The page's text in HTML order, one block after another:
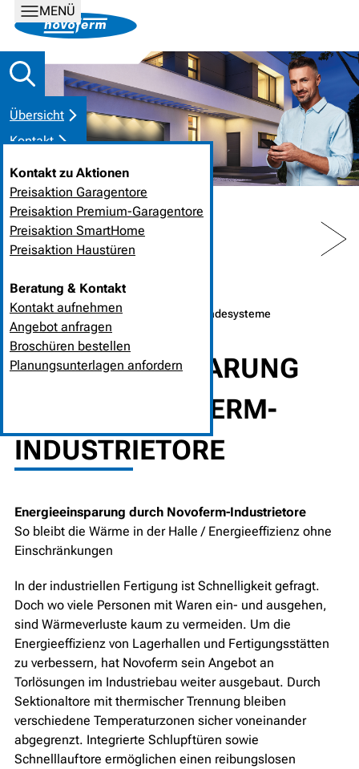
MENÜ
Übersicht
Kontakt
Kontakt zu Aktionen
Preisaktion Garagentore
Preisaktion Premium-Garagentore
Preisaktion SmartHome
Preisaktion Haustüren
Beratung & Kontakt
Kontakt aufnehmen
Angebot anfragen
Broschüren bestellen
Planungsunterlagen anfordern
PREV NEXT
19. April 2023❘Industrietor- und Verladesysteme
ENERGIEEINSPARUNG
DURCH NOVOFERM-
INDUSTRIETORE
Energieeinsparung durch Novoferm-Industrietore
So bleibt die Wärme in der Halle / Energieeffizienz ohne
Einschränkungen
In der industriellen Fertigung ist Schnelligkeit gefragt.
Doch wo viele Personen mit Waren ein- und ausgehen,
sind Wärmeverluste kaum zu vermeiden. Um die
Energieeffizienz von Lagerhallen und Fertigungsstätten
zu verbessern, hat Novoferm sein Angebot an
Torlösungen im Industriebau weiter ausgebaut. Durch
Sektionaltore mit thermischer Trennung bleiben
verschiedene Temperaturzonen sicher voneinander
abgegrenzt. Integrierte Schlupftüren sowie
Schnelllauftore ermöglichen einen reibungslosen